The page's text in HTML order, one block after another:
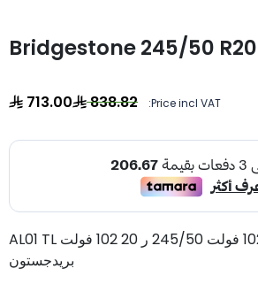
Bridgestone 245/50 R20
Price incl VAT:
838.82
713.00
245/50 ص 20 102 فولت 245/50 ر 20 102 فولت AL01 TL
بريدجستون